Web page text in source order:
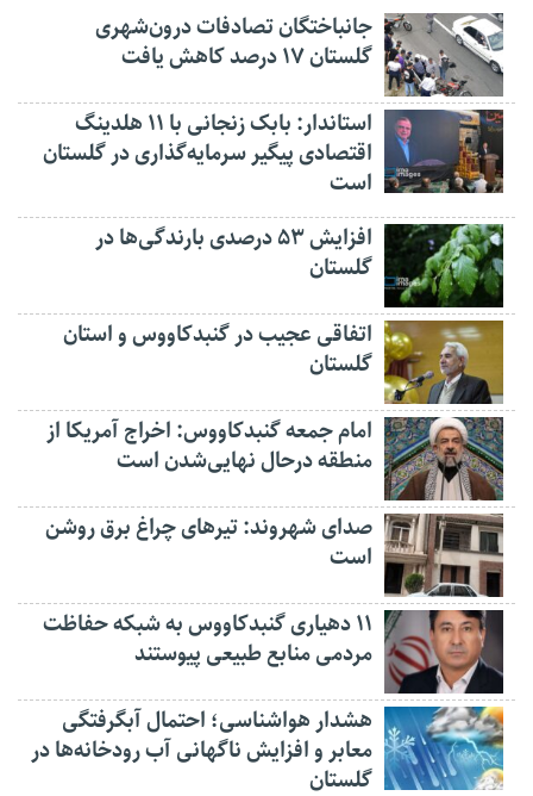
جانباختگان تصادفات درون‌شهری
گلستان ۱۷ درصد کاهش یافت
استاندار: بابک زنجانی با ۱۱ هلدینگ
اقتصادی پیگیر سرمایه‌گذاری در گلستان
است
افزایش ۵۳ درصدی بارندگی‌ها در
گلستان
اتفاقی عجیب در‌ گنبدکاووس و استان
گلستان
امام جمعه گنبدکاووس: اخراج آمریکا از
منطقه درحال نهایی‌شدن است
صدای شهروند: تیرهای چراغ برق روشن
است
۱۱ دهیاری گنبدکاووس به شبکه حفاظت
مردمی منابع طبیعی پیوستند
هشدار هواشناسی؛ احتمال آبگرفتگی
معابر و افزایش ناگهانی آب رودخانه‌ها در
گلستان